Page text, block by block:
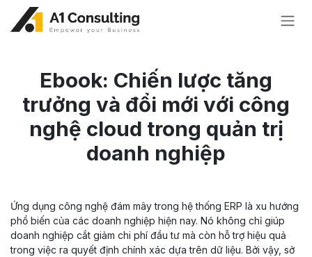
Bỏ qua để đến Nội dung
Ebook: Chiến lược tăng
trưởng và đổi mới với công
nghệ cloud trong quản trị
doanh nghiệp
Ứng dụng công nghệ đám mây trong hệ thống ERP là xu hướng
phổ biến của các doanh nghiệp hiện nay. Nó không chỉ giúp
doanh nghiệp cắt giảm chi phí đầu tư mà còn hỗ trợ hiệu quả
trong việc ra quyết định chính xác dựa trên dữ liệu. Bởi vậy, sở